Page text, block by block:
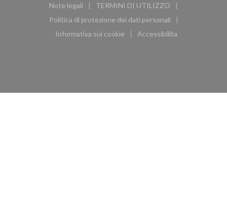
Note legali
((apre una nuova finestra))
TERMINI DI UTILIZZO
((apre una nuova finestra))
Politica di protezione dei dati personali
((apre una nuova finestra))
Informativa sui cookie
((apre una nuova finestra))
Accessibilita